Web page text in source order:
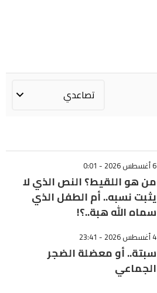
6 أغسطس 2026 - 0:01
من هو اللقيط؟ النص الذي لا
يثبت نسبه.. أم الطفل الذي
سماه الله هبة..؟!
4 أغسطس 2026 - 23:41
سبتة.. أو معضلة الضجر
الجماعي